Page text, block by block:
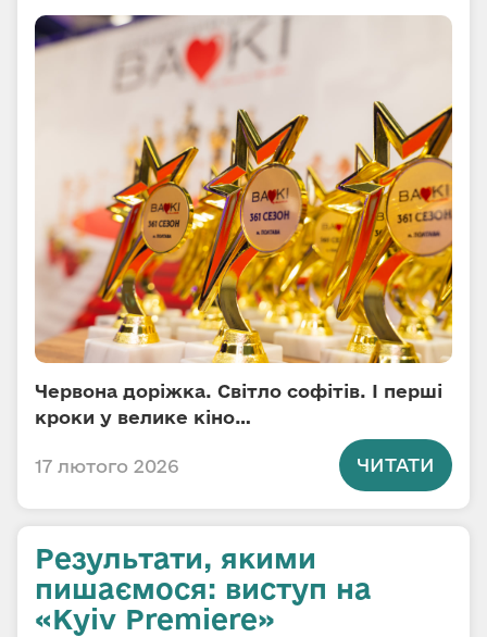
Червона доріжка. Світло софітів. І перші
кроки у велике кіно…
17 лютого 2026 ЧИТАТИ
Результати, якими
пишаємося: виступ на
«Kyiv Premiere»